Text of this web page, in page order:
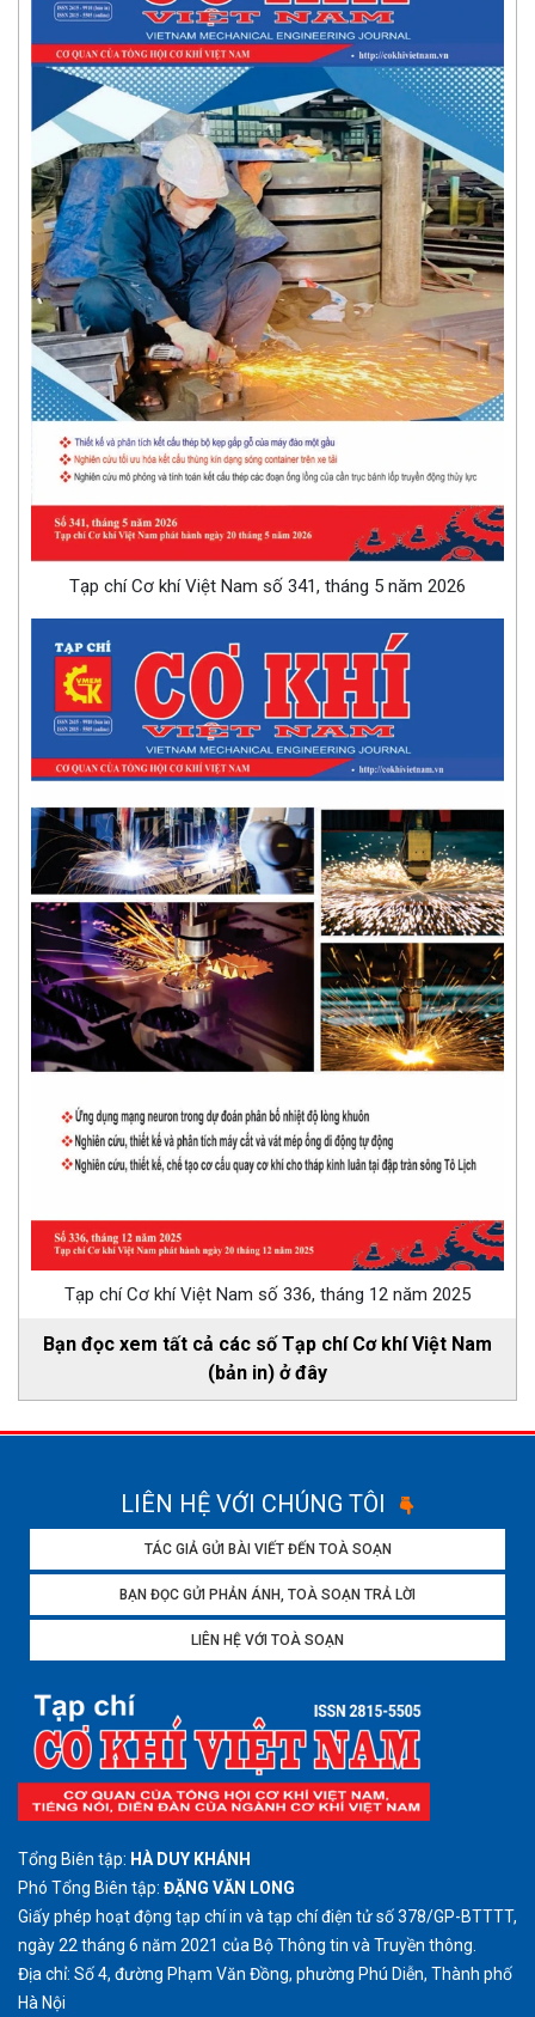
Tạp chí Cơ khí Việt Nam số 341, tháng 5 năm 2026
Tạp chí Cơ khí Việt Nam số 336, tháng 12 năm 2025
Bạn đọc xem tất cả các số Tạp chí Cơ khí Việt Nam
(bản in) ở đây
LIÊN HỆ VỚI CHÚNG TÔI
TÁC GIẢ GỬI BÀI VIẾT ĐẾN TOÀ SOẠN
BẠN ĐỌC GỬI PHẢN ÁNH, TOÀ SOẠN TRẢ LỜI
LIÊN HỆ VỚI TOÀ SOẠN
Tổng Biên tập: HÀ DUY KHÁNH
Phó Tổng Biên tập: ĐẶNG VĂN LONG
Giấy phép hoạt động tạp chí in và tạp chí điện tử số 378/GP-BTTTT,
ngày 22 tháng 6 năm 2021 của Bộ Thông tin và Truyền thông.
Địa chỉ: Số 4, đường Phạm Văn Đồng, phường Phú Diễn, Thành phố
Hà Nội